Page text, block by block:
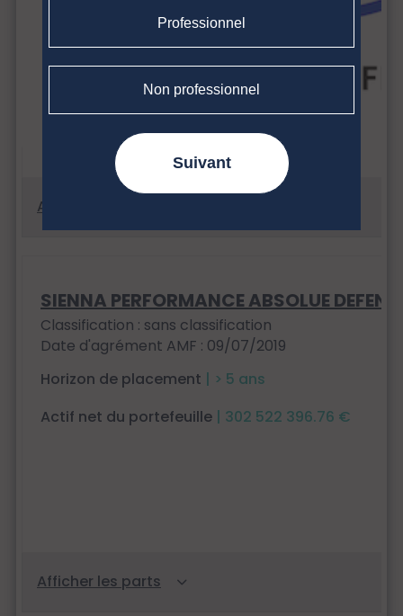
SIENNA PERFORMANCE ABSOLUE
Classification : sans classification
Date d'agrément AMF : 09/07/2019
Horizon de placement | > 5 ans
Actif net du portefeuille | 302 522 396.76 €
Professionnel
Non professionnel
Suivant